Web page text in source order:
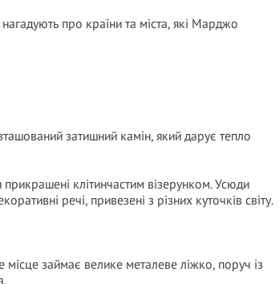
про країни та міста, які Марджо
затишний камін, який дарує тепло
клітинчастим візерунком. Усюди
речі, привезені з різних куточків світу.
займає велике металеве ліжко, поруч із